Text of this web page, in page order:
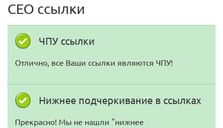
СЕО ссылки
ЧПУ ссылки
Отлично, все Ваши ссылки являются ЧПУ!
Нижнее подчеркивание в ссылках
Прекрасно! Мы не нашли "нижнее